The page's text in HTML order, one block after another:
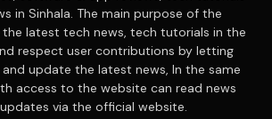
in Sinhala. The main purpose of the
latest tech news, tech tutorials in the
respect user contributions by letting
update the latest news, In the same
access to the website can read news
via the official website.